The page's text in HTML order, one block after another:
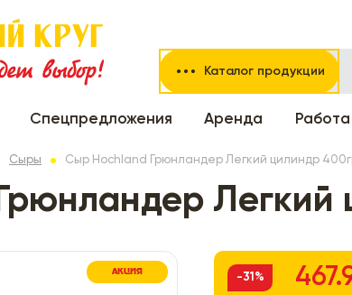
Каталог продукции
Спецпредложения Аренда
Сыры Сыр Hochland Грюнландер Легкий цилиндр
Легкий
АКЦИЯ -31%